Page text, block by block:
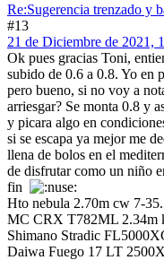
Re:Sugerencia trenzado y
#13
21 de Diciembre de 2021,
Ok pues gracias Toni,
subido de 0.6 a 0.8. Yo en
pero bueno, si no voy a
arriesgar? Se monta 0.8 y
y picara algo en
si se escapa ya mejor me
llena de bolos en el
de disfrutar como un niño
fin
Hto nebula 2.70m cw 7-35.
MC CRX T782ML 2.34m
Shimano Stradic
Daiwa Fuego 17 LT